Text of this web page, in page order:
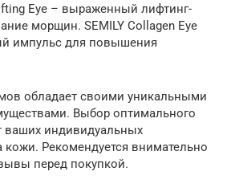
Eye – выраженный лифтинг-
морщин. SEMILY Collagen Eye
импульс для повышения
обладает своими уникальными
Выбор оптимального
ваших индивидуальных
кожи. Рекомендуется внимательно
перед покупкой.